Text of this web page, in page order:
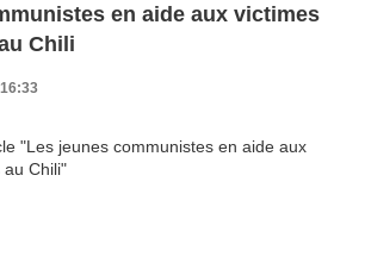
en aide aux victimes
Chili